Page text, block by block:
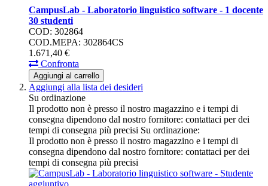
CampusLab - Laboratorio linguistico software - 1 docente
30 studenti
COD: 302864
COD.MEPA: 302864CS
1.671,40 €
Confronta
Aggiungi al carrello
Aggiungi alla lista dei desideri
Su ordinazione
Il prodotto non è presso il nostro magazzino e i tempi di
consegna dipendono dal nostro fornitore: contattaci per dei
tempi di consegna più precisi Su ordinazione:
Il prodotto non è presso il nostro magazzino e i tempi di
consegna dipendono dal nostro fornitore: contattaci per dei
tempi di consegna più precisi